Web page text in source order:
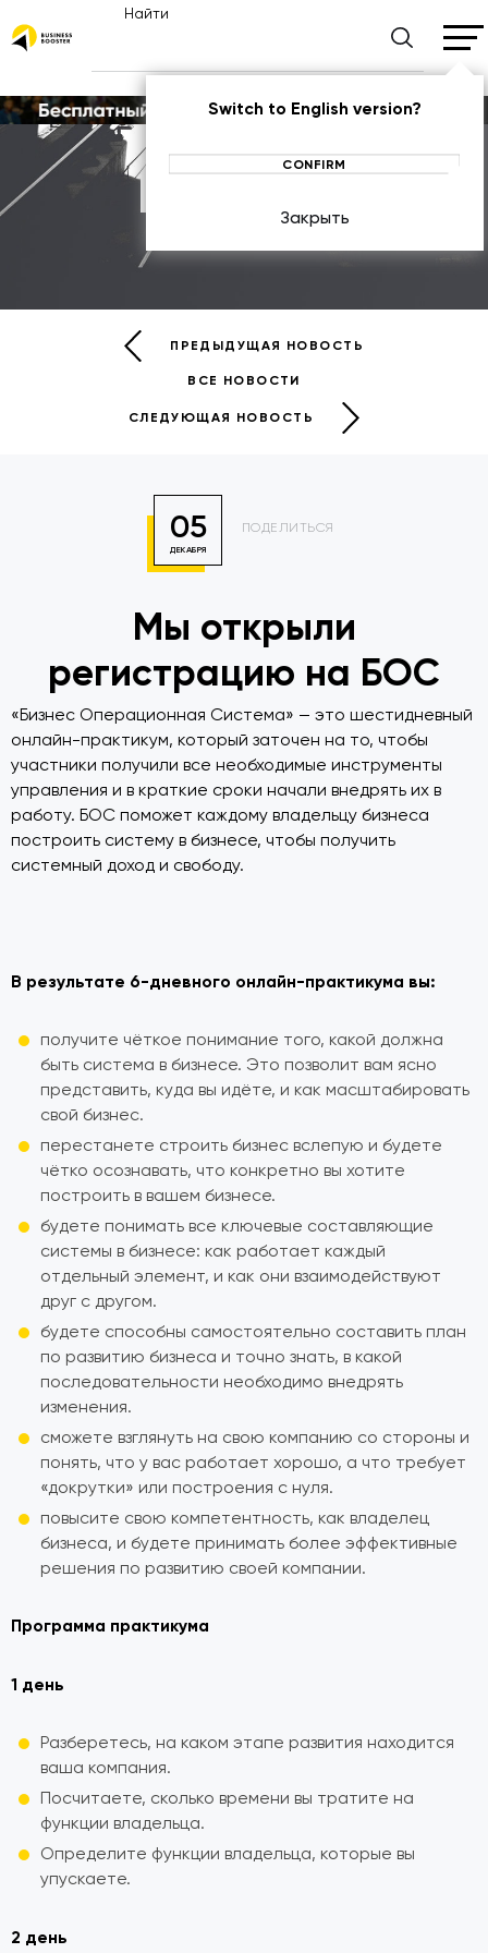
Найти
Switch to English version?
CONFIRM
Закрыть
Новости
ПРЕДЫДУЩАЯ НОВОСТЬ
ВСЕ НОВОСТИ
СЛЕДУЮЩАЯ НОВОСТЬ
05
ДЕКАБРЯ
ПОДЕЛИТЬСЯ
Мы открыли
регистрацию на БОС
«Бизнес Операционная Система» — это шестидневный
онлайн-практикум, который заточен на то, чтобы
участники получили все необходимые инструменты
управления и в краткие сроки начали внедрять их в
работу. БОС поможет каждому владельцу бизнеса
построить систему в бизнесе, чтобы получить
системный доход и свободу.
В результате 6-дневного онлайн-практикума вы:
получите чёткое понимание того, какой должна
быть система в бизнесе. Это позволит вам ясно
представить, куда вы идёте, и как масштабировать
свой бизнес.
перестанете строить бизнес вслепую и будете
чётко осознавать, что конкретно вы хотите
построить в вашем бизнесе.
будете понимать все ключевые составляющие
системы в бизнесе: как работает каждый
отдельный элемент, и как они взаимодействуют
друг с другом.
будете способны самостоятельно составить план
по развитию бизнеса и точно знать, в какой
последовательности необходимо внедрять
изменения.
сможете взглянуть на свою компанию со стороны и
понять, что у вас работает хорошо, а что требует
«докрутки» или построения с нуля.
повысите свою компетентность, как владелец
бизнеса, и будете принимать более эффективные
решения по развитию своей компании.
Программа практикума
1 день
Разберетесь, на каком этапе развития находится
ваша компания.
Посчитаете, сколько времени вы тратите на
функции владельца.
Определите функции владельца, которые вы
упускаете.
2 день